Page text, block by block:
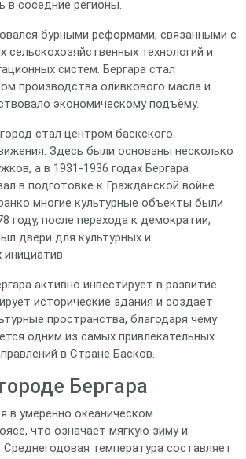
в соседние регионы.
бурными реформами, связанными с
сельскохозяйственных технологий и
систем. Бергара стал
производства оливкового масла и
экономическому подъёму.
стал центром баскского
Здесь были основаны несколько
а в 1931‑1936 годах Бергара
в подготовке к Гражданской войне.
многие культурные объекты были
году, после перехода к демократии,
двери для культурных и
активно инвестирует в развитие
исторические здания и создает
пространства, благодаря чему
одним из самых привлекательных
в Стране Басков.
Бергара
в умеренно океаническом
что означает мягкую зиму и
температура составляет